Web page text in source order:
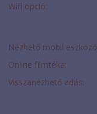
Wifi opció:
Nézhető mobil
Online filmtéka:
Visszanézhető adás: